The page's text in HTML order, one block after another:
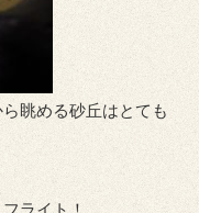
眺める砂丘はとても
ライト！